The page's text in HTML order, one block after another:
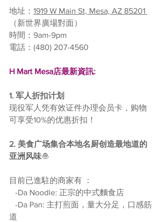
地址： 1919 W Main St, Mesa, AZ 85201
（新世界廣場對面）
時間：9am-9pm
電話： (480) 207-4560
H Mart Mesa店最新資訊:
1. 军人折扣计划
现役军人凭有效证件办理会员卡，购物
可享受10%的优惠折扣！
2. 美食广场集合本地名厨创造最地道的
亚洲风味🧆
目前已進駐的商家有 ：
   -Da Noodle: 正宗的中式麵食店
道